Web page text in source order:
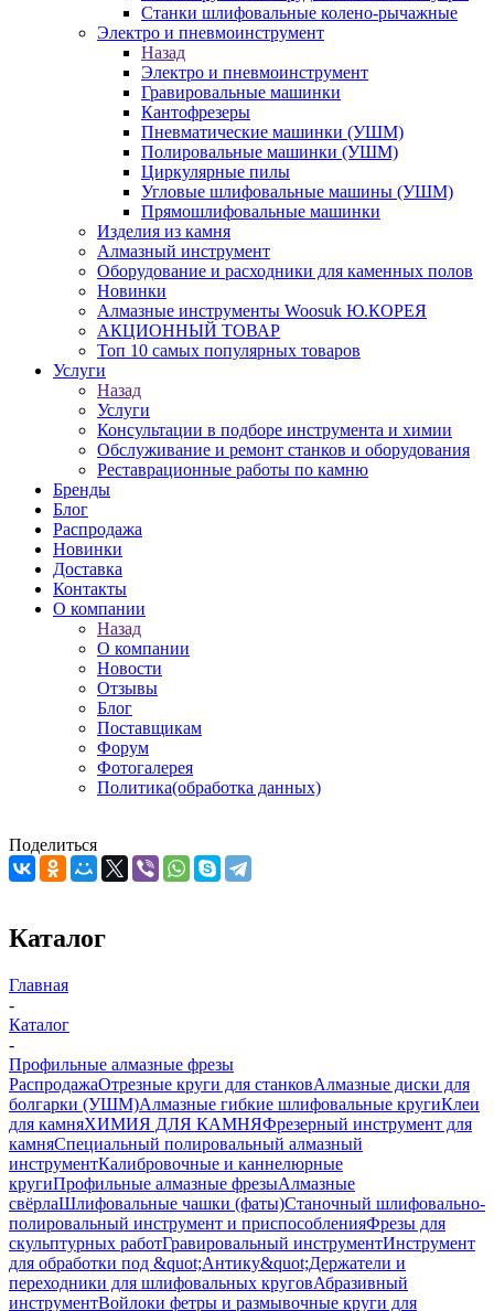
Станки шлифовальные колено-рычажные
Электро и пневмоинструмент
Назад
Электро и пневмоинструмент
Гравировальные машинки
Кантофрезеры
Пневматические машинки (УШМ)
Полировальные машинки (УШМ)
Циркулярные пилы
Угловые шлифовальные машины (УШМ)
Прямошлифовальные машинки
Изделия из камня
Алмазный инструмент
Оборудование и расходники для каменных полов
Новинки
Алмазные инструменты Woosuk Ю.КОРЕЯ
АКЦИОННЫЙ ТОВАР
Топ 10 самых популярных товаров
Услуги
Назад
Услуги
Консультации в подборе инструмента и химии
Обслуживание и ремонт станков и оборудования
Реставрационные работы по камню
Бренды
Блог
Распродажа
Новинки
Доставка
Контакты
О компании
Назад
О компании
Новости
Отзывы
Блог
Поставщикам
Форум
Фотогалерея
Политика(обработка данных)
Поделиться
Каталог
Главная
-
Каталог
-
Профильные алмазные фрезы
РаспродажаОтрезные круги для станковАлмазные диски для
болгарки (УШМ)Алмазные гибкие шлифовальные кругиКлеи
для камняХИМИЯ ДЛЯ КАМНЯФрезерный инструмент для
камняСпециальный полировальный алмазный
инструментКалибровочные и каннелюрные
кругиПрофильные алмазные фрезыАлмазные
свёрлаШлифовальные чашки (фаты)Станочный шлифовально-
полировальный инструмент и приспособленияФрезы для
скульптурных работГравировальный инструментИнструмент
для обработки под &quot;Антику&quot;Держатели и
переходники для шлифовальных круговАбразивный
инструментВойлоки фетры и размывочные круги для